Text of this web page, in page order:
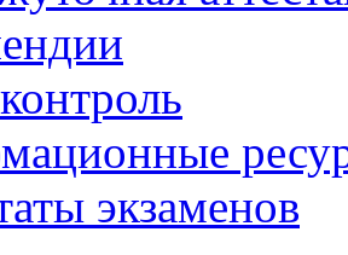
экзаменов